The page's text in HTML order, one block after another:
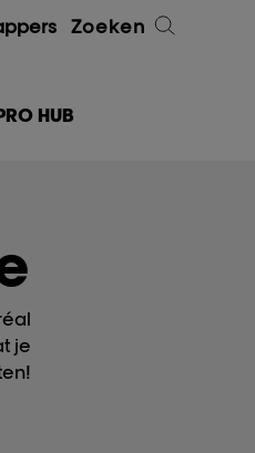
Zoeken
HUB
je